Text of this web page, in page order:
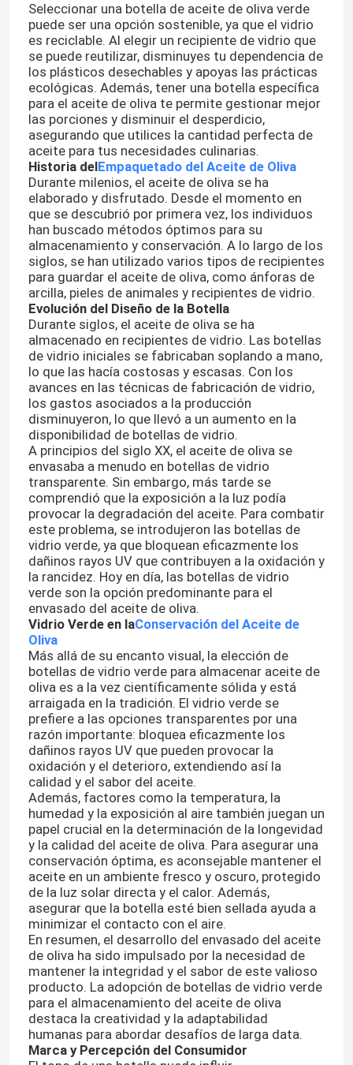
Inicio
Productos
Sobre nosotros
Seleccionar una botella de aceite de oliva verde
puede ser una opción sostenible, ya que el vidrio
es reciclable. Al elegir un recipiente de vidrio que
se puede reutilizar, disminuyes tu dependencia de
los plásticos desechables y apoyas las prácticas
ecológicas. Además, tener una botella específica
para el aceite de oliva te permite gestionar mejor
las porciones y disminuir el desperdicio,
asegurando que utilices la cantidad perfecta de
aceite para tus necesidades culinarias.
Historia delEmpaquetado del Aceite de Oliva
Durante milenios, el aceite de oliva se ha
elaborado y disfrutado. Desde el momento en
que se descubrió por primera vez, los individuos
han buscado métodos óptimos para su
almacenamiento y conservación. A lo largo de los
siglos, se han utilizado varios tipos de recipientes
para guardar el aceite de oliva, como ánforas de
arcilla, pieles de animales y recipientes de vidrio.
Evolución del Diseño de la Botella
Durante siglos, el aceite de oliva se ha
almacenado en recipientes de vidrio. Las botellas
de vidrio iniciales se fabricaban soplando a mano,
lo que las hacía costosas y escasas. Con los
avances en las técnicas de fabricación de vidrio,
los gastos asociados a la producción
disminuyeron, lo que llevó a un aumento en la
disponibilidad de botellas de vidrio.
A principios del siglo XX, el aceite de oliva se
envasaba a menudo en botellas de vidrio
transparente. Sin embargo, más tarde se
comprendió que la exposición a la luz podía
provocar la degradación del aceite. Para combatir
este problema, se introdujeron las botellas de
vidrio verde, ya que bloquean eficazmente los
dañinos rayos UV que contribuyen a la oxidación y
la rancidez. Hoy en día, las botellas de vidrio
verde son la opción predominante para el
envasado del aceite de oliva.
Vidrio Verde en laConservación del Aceite de
Oliva
Más allá de su encanto visual, la elección de
botellas de vidrio verde para almacenar aceite de
oliva es a la vez científicamente sólida y está
arraigada en la tradición. El vidrio verde se
prefiere a las opciones transparentes por una
razón importante: bloquea eficazmente los
dañinos rayos UV que pueden provocar la
oxidación y el deterioro, extendiendo así la
calidad y el sabor del aceite.
Además, factores como la temperatura, la
humedad y la exposición al aire también juegan un
papel crucial en la determinación de la longevidad
y la calidad del aceite de oliva. Para asegurar una
conservación óptima, es aconsejable mantener el
aceite en un ambiente fresco y oscuro, protegido
de la luz solar directa y el calor. Además,
asegurar que la botella esté bien sellada ayuda a
minimizar el contacto con el aire.
En resumen, el desarrollo del envasado del aceite
de oliva ha sido impulsado por la necesidad de
mantener la integridad y el sabor de este valioso
producto. La adopción de botellas de vidrio verde
para el almacenamiento del aceite de oliva
destaca la creatividad y la adaptabilidad
humanas para abordar desafíos de larga data.
Marca y Percepción del Consumidor